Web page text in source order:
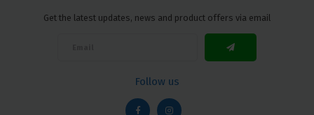
Get the latest updates, news and product offers via email
Follow us